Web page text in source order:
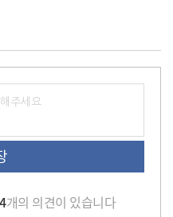
4개의 의견이 있습니다